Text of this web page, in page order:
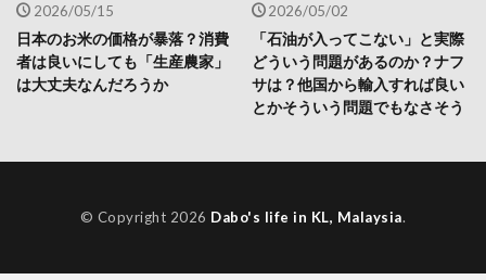
2026/05/15
日本のお米の価格が暴落？消費
者は良いにしても「生産農家」
は大丈夫なんだろうか
2026/05/02
「石油が入ってこない」と実際
どういう問題があるのか？ナフ
サは？他国から輸入すれば良い
とかそういう問題でもなさそう
© Copyright 2026 Dabo's life in KL, Malaysia.